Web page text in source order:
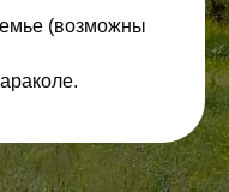
(возможны